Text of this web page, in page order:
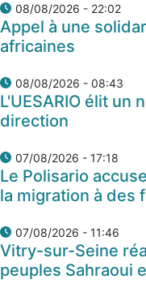
08/08/2026 - 22:02
Appel à une
africaines
08/08/2026 - 08:43
L'UESARIO élit un
direction
07/08/2026 - 17:18
Le Polisario
la migration à des
07/08/2026 - 11:46
Vitry-sur-Seine
peuples Sahraoui